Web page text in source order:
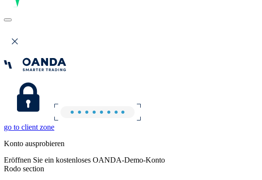
go to client zone
Konto ausprobieren
Eröffnen Sie ein kostenloses OANDA-Demo-Konto
Rodo section